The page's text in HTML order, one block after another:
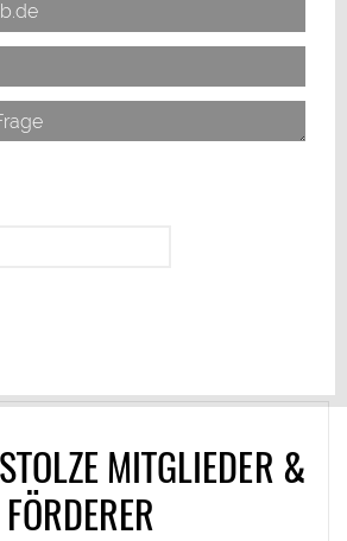
MITGLIEDER &
FÖRDERER